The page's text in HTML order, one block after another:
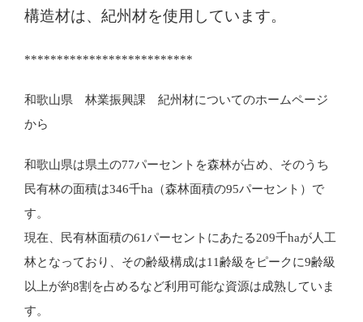
構造材は、紀州材を使用しています。
**************************
和歌山県 林業振興課 紀州材についてのホームページ
から
和歌山県は県土の77パーセントを森林が占め、そのうち
民有林の面積は346千ha（森林面積の95パーセント）で
す。
現在、民有林面積の61パーセントにあたる209千haが人工
林となっており、その齢級構成は11齢級をピークに9齢級
以上が約8割を占めるなど利用可能な資源は成熟していま
す。